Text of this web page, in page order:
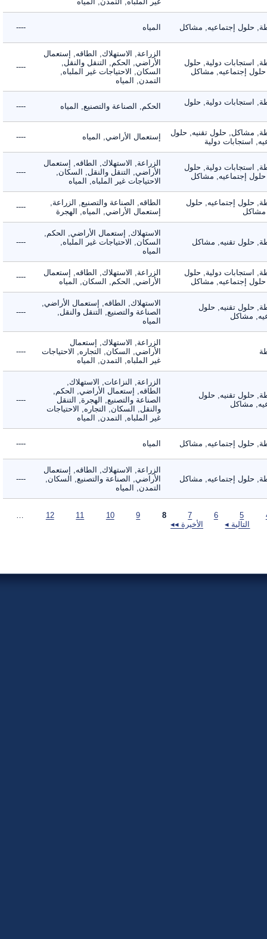
حلول إجتماعيه, مشاكل المياه ----
استجابات دولية, حلول
إجتماعيه, مشاكل
الزراعة, الاستهلاك, الطاقه, إستعمال
الأراضي, الحكم, التنقل والنقل,
السكان, الاحتياجات غير الملباه,
التمدن, المياه
----
استجابات دولية, حلول الحكم, الصناعة والتصنيع, المياه ----
مشاكل, حلول تقنيه, حلول
استجابات دولية
إستعمال الأراضي, المياه ----
استجابات دولية, حلول
إجتماعيه, مشاكل
الزراعة, الاستهلاك, الطاقه, إستعمال
الأراضي, التنقل والنقل, السكان,
الاحتياجات غير الملباه, المياه
----
حلول إجتماعيه, حلول
الطاقه, الصناعة والتصنيع, الزراعة,
إستعمال الأراضي, المياه, الهجرة
----
حلول تقنيه, مشاكل
الاستهلاك, إستعمال الأراضي, الحكم,
السكان, الاحتياجات غير الملباه,
المياه
----
استجابات دولية, حلول
إجتماعيه, مشاكل
الزراعة, الاستهلاك, الطاقه, إستعمال
الأراضي, الحكم, السكان, المياه
----
حلول تقنيه, حلول
مشاكل
الاستهلاك, الطاقه, إستعمال الأراضي,
الصناعة والتصنيع, التنقل والنقل,
المياه
----
الزراعة, الاستهلاك, إستعمال
الأراضي, السكان, التجاره, الاحتياجات
غير الملباه, التمدن, المياه
----
حلول تقنيه, حلول
مشاكل
الزراعة, النزاعات, الاستهلاك,
الطاقه, إستعمال الأراضي, الحكم,
الصناعة والتصنيع, الهجرة, التنقل
والنقل, السكان, التجاره, الاحتياجات
غير الملباه, التمدن, المياه
----
حلول إجتماعيه, مشاكل المياه ----
حلول إجتماعيه, مشاكل
الزراعة, الاستهلاك, الطاقه, إستعمال
الأراضي, الصناعة والتصنيع, السكان,
التمدن, المياه
----
التالية ◂
الأخيرة ◂◂